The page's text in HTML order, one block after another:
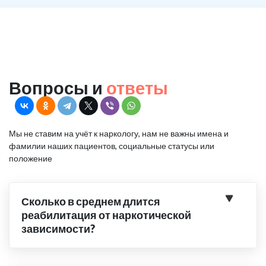
Вопросы и ответы
Мы не ставим на учёт к наркологу, нам не важны имена и
фамилии наших пациентов, социальные статусы или
положение
Сколько в среднем длится
реабилитация от наркотической
зависимости?